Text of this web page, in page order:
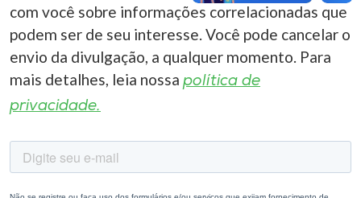
com você sobre informações correlacionadas que
podem ser de seu interesse. Você pode cancelar o
envio da divulgação, a qualquer momento. Para
mais detalhes, leia nossa política de
privacidade.